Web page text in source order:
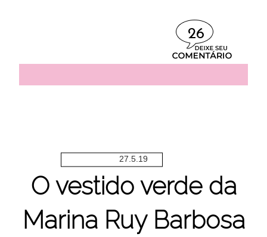
26
27.5.19
O vestido verde da
Marina Ruy Barbosa